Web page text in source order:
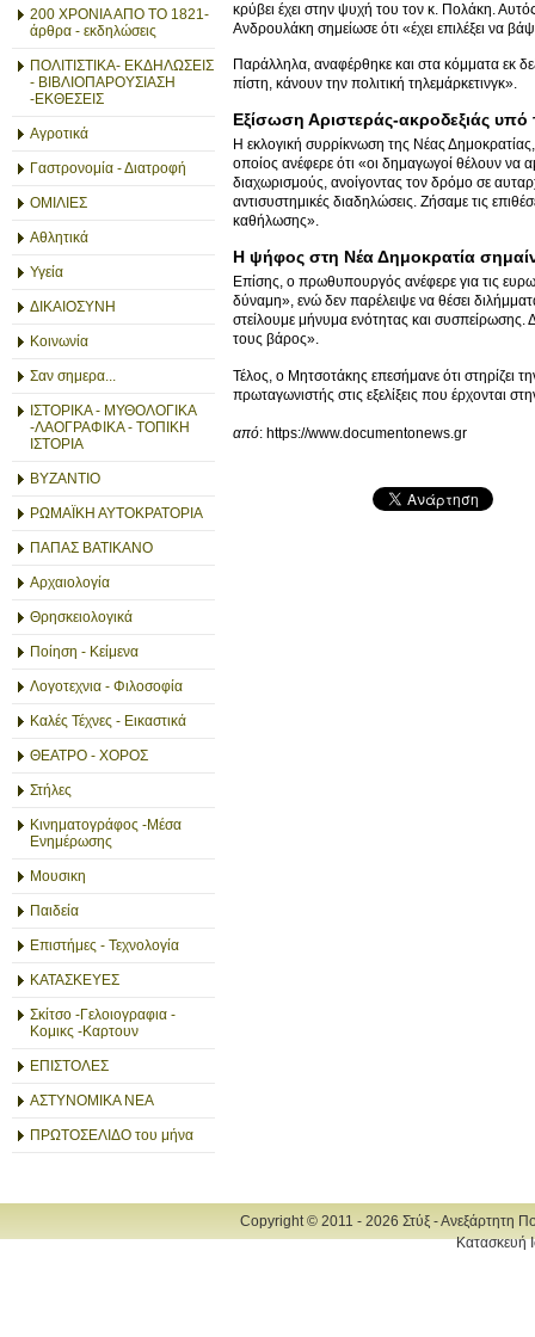
200 ΧΡΟΝΙΑ ΑΠΟ ΤΟ 1821-
άρθρα - εκδηλώσεις
ΠΟΛΙΤΙΣΤΙΚΑ- ΕΚΔΗΛΩΣΕΙΣ
- ΒΙΒΛΙΟΠΑΡΟΥΣΙΑΣΗ
-ΕΚΘΕΣΕΙΣ
Αγροτικά
Γαστρονομία - Διατροφή
ΟΜΙΛΙΕΣ
Αθλητικά
Υγεία
ΔΙΚΑΙΟΣΥΝΗ
Κοινωνία
Σαν σημερα...
ΙΣΤΟΡΙΚΑ - ΜΥΘΟΛΟΓΙΚΑ
-ΛΑΟΓΡΑΦΙΚΑ - ΤΟΠΙΚΗ
ΙΣΤΟΡΙΑ
ΒΥΖΑΝΤΙΟ
ΡΩΜΑΪΚΗ ΑΥΤΟΚΡΑΤΟΡΙΑ
ΠΑΠΑΣ ΒΑΤΙΚΑΝΟ
Αρχαιολογία
Θρησκειολογικά
Ποίηση - Κείμενα
Λογοτεχνια - Φιλοσοφία
Καλές Τέχνες - Εικαστικά
ΘΕΑΤΡΟ - ΧΟΡΟΣ
Στήλες
Κινηματογράφος -Μέσα
Ενημέρωσης
Μουσικη
Παιδεία
Επιστήμες - Τεχνολογία
ΚΑΤΑΣΚΕΥΕΣ
Σκίτσο -Γελοιογραφια -
Κομικς -Καρτουν
ΕΠΙΣΤΟΛΕΣ
ΑΣΤΥΝΟΜΙΚΑ ΝΕΑ
ΠΡΩΤΟΣΕΛΙΔΟ του μήνα
κρύβει έχει στην ψυχή του τον κ. Πολάκη.
Ανδρουλάκη σημείωσε ότι «έχει επιλέξει να
Παράλληλα, αναφέρθηκε και στα κόμματα εκ
πίστη, κάνουν την πολιτική τηλεμάρκετινγκ».
Εξίσωση Αριστεράς-ακροδεξιάς
Η εκλογική συρρίκνωση της Νέας
οποίος ανέφερε ότι «οι δημαγωγοί θέλουν
διαχωρισμούς, ανοίγοντας τον δρόμο σε
αντισυστημικές διαδηλώσεις. Ζήσαμε τις
καθήλωσης».
Η ψήφος στη Νέα Δημοκρατία
Επίσης, ο πρωθυπουργός ανέφερε για τις
δύναμη», ενώ δεν παρέλειψε να θέσει
στείλουμε μήνυμα ενότητας και συσπείρωσης.
τους βάρος».
Τέλος, ο Μητσοτάκης επεσήμανε ότι στηρίζει
πρωταγωνιστής στις εξελίξεις που έρχονται
από: https://www.documentonews.gr
Copyright © 2011 - 2026 Στύξ - Ανεξάρτητη
Κατασκευή